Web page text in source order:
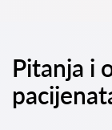
Pitanja i